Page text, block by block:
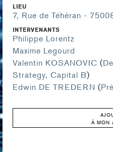
LIEU
7, Rue de Téhéran -
INTERVENANTS
Philippe Lorentz
Maxime Legourd
Valentin KOSANOVIC (
Strategy, Capital B)
Edwin DE TREDERN (
À MON